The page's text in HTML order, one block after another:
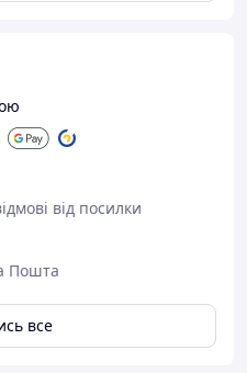
від посилки
Пошта
все